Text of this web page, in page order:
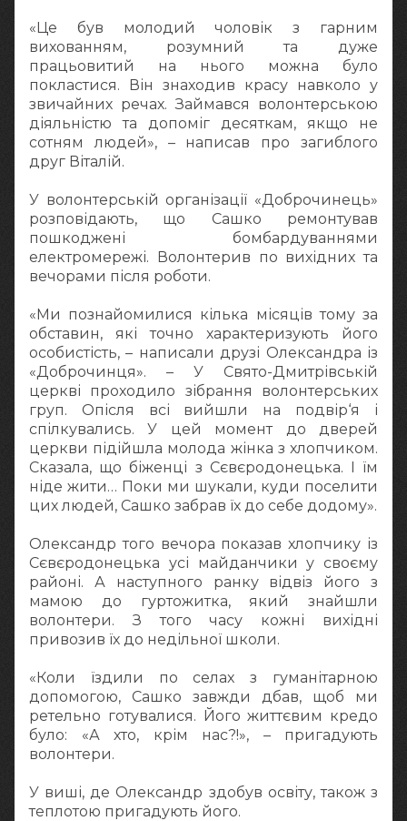
«Це був молодий чоловік з гарним
вихованням, розумний та дуже
працьовитий на нього можна було
покластися. Він знаходив красу навколо у
звичайних речах. Займався волонтерською
діяльністю та допоміг десяткам, якщо не
сотням людей», – написав про загиблого
друг Віталій.
У волонтерській організації «Доброчинець»
розповідають, що Сашко ремонтував
пошкоджені бомбардуваннями
електромережі. Волонтерив по вихідних та
вечорами після роботи.
«Ми познайомилися кілька місяців тому за
обставин, які точно характеризують його
особистість, – написали друзі Олександра із
«Доброчинця». – У Свято-Дмитрівській
церкві проходило зібрання волонтерських
груп. Опісля всі вийшли на подвір‘я і
спілкувались. У цей момент до дверей
церкви підійшла молода жінка з хлопчиком.
Сказала, що біженці з Сєвєродонецька. І їм
ніде жити… Поки ми шукали, куди поселити
цих людей, Сашко забрав їх до себе додому».
Олександр того вечора показав хлопчику із
Сєвєродонецька усі майданчики у своєму
районі. А наступного ранку відвіз його з
мамою до гуртожитка, який знайшли
волонтери. З того часу кожні вихідні
привозив їх до недільної школи.
«Коли їздили по селах з гуманітарною
допомогою, Сашко завжди дбав, щоб ми
ретельно готувалися. Його життєвим кредо
було: «А хто, крім нас?!», – пригадують
волонтери.
У виші, де Олександр здобув освіту, також з
теплотою пригадують його.